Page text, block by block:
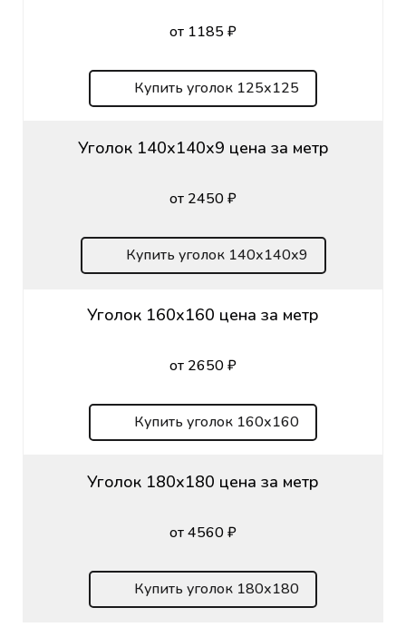
от 1185 ₽
Купить уголок 125х125
Уголок 140х140х9 цена за метр
от 2450 ₽
Купить уголок 140х140х9
Уголок 160х160 цена за метр
от 2650 ₽
Купить уголок 160х160
Уголок 180х180 цена за метр
от 4560 ₽
Купить уголок 180х180